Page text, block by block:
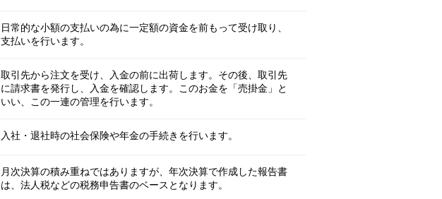
日常的な小額の支払いの為に一定額の資金を前もって受け取り、
支払いを行います。
取引先から注文を受け、入金の前に出荷します。その後、取引先
に請求書を発行し、入金を確認します。このお金を「売掛金」と
いい、この一連の管理を行います。
入社・退社時の社会保険や年金の手続きを行います。
月次決算の積み重ねではありますが、年次決算で作成した報告書
は、法人税などの税務申告書のベースとなります。